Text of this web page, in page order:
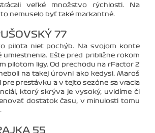
veľké množstvo rýchlosti. Na
nemuselo byť také markantné.
77
pilota niet pochýb. Na svojom konte
umiestnenia. Ešte pred približne rokom
pilotom ligy. Od prechodu na rFactor 2
na takej úrovni ako kedysi. Maroš
pre prestávku a v tejto sezóne sa vracia
ktorý skrýva je vysoký, uvidíme či
dostatok času, v minulosti tomu
55